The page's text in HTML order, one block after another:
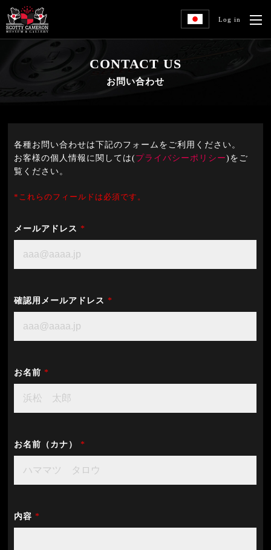
Log in
CONTACT US
お問い合わせ
各種お問い合わせは下記のフォームをご利用ください。
お客様の個人情報に関しては(プライバシーポリシー)をご
覧ください。
*これらのフィールドは必須です。
メールアドレス*
確認用メールアドレス*
お名前*
お名前（カナ）*
内容*